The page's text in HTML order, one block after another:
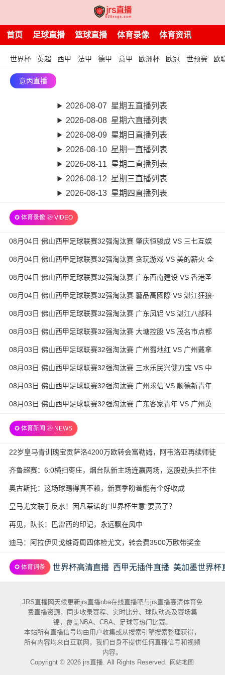
首页 足球直播 篮球直播 体育录像 体育资讯
世界杯 英超 西甲 法甲 德甲 意甲 欧洲杯 欧冠 世预赛 欧
意丙直播
2026-08-07 星期五直播列表
2026-08-08 星期六直播列表
2026-08-09 星期日直播列表
2026-08-10 星期一直播列表
2026-08-11 星期二直播列表
2026-08-12 星期三直播列表
2026-08-13 星期四直播列表
✪ 体育录像 ㉔ VIDEO
08月04日 佛山西甲足球联赛32强淘汰赛 肇庆恒骏成 VS 三七互娱
全场录像
08月04日 佛山西甲足球联赛32强淘汰赛 贪玩游戏 VS 美的薪火 全
场录像
08月04日 佛山西甲足球联赛32强淘汰赛 广东西南建设 VS 香港圣
徒 全场录像
08月04日 佛山西甲足球联赛32强淘汰赛 藝品高國際 VS 湛江狂狼·
粵辉能源 全场录像
08月03日 佛山西甲足球联赛32强淘汰赛 广东凤铝 VS 湛江八部科
技 全场录像
08月03日 佛山西甲足球联赛32强淘汰赛 大塘控股 VS 茂名市点都
得 全场录像
08月03日 佛山西甲足球联赛32强淘汰赛 广州蜀地红 VS 广州戴拿
模 全场录像
08月03日 佛山西甲足球联赛32强淘汰赛 三水乐民兴健力宝 VS 中
国澳门澳科精英 全场录像
08月03日 佛山西甲足球联赛32强淘汰赛 广州求信 VS 顺德新青年
全场录像
08月03日 佛山西甲足球联赛32强淘汰赛 广东客家青年 VS 广州英
✪ 体育新闻 ㉔ NEWS
22岁皇马青训瑰宝贡萨洛4200万欧转会富勒姆，阿韦洛亚再续师徒
缘
齐鲁超赛：6:0横扫枣庄，烟台队新主场连赢两场，这股劲头拦不住
奥古斯托：这场球踢得真不赖，新赛季盼着能有个好收成
皇马尤文联手反水！因凡蒂诺的“世界杯生意”要黄了？
再见，队长：巴雷西的印记，永远飘在风中
迪马：阿拉伊贝戈维奇周四体检尤文，转会费3500万欧带奖金
✪ 体育词条 世界杯高清直播 西甲无插件直播 美加墨世界杯
JRS直播网天候更新jrs直播nba在线直播吧与jrs直播高清体育免
费直播资源，同步收录赛程、实时比分、球队动态及赛场集
锦，覆盖NBA、CBA、足球等热门比赛。
本站所有直播信号均由用户收集或从搜索引擎搜索整理获得，
所有内容均来自互联网，我们自身不提供任何直播信号和视频
内容。
Copyright © 2026 jrs直播. All Rights Reserved.
网站地图